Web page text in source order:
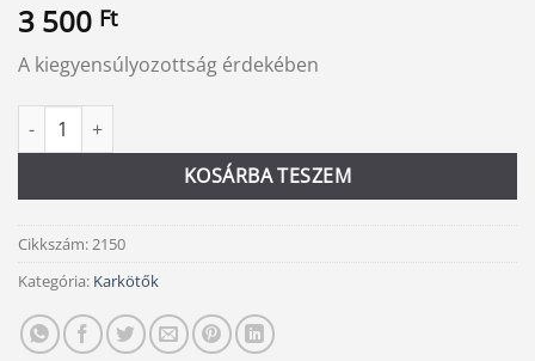
3 500 Ft
A kiegyensúlyozottság érdekében
Capuccino jáspis karkötő mennyiség
KOSÁRBA TESZEM
Alternative:
Cikkszám:2150
Kategória: Karkötők